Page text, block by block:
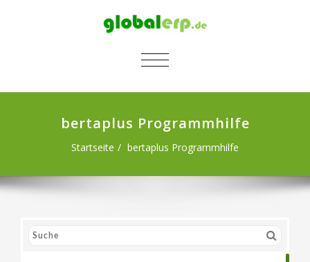
SCHALTE NAVIGATION
bertaplus Programmhilfe
Startseite bertaplus Programmhilfe